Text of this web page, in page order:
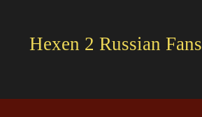
Hexen 2 Russian Fans